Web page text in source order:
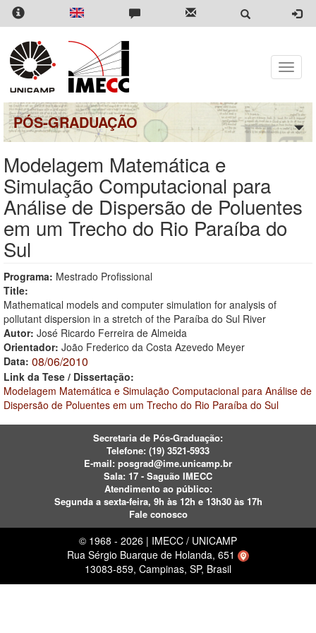
Pular
para
conteúdo
principal
Toggle
PÓS-GRADUAÇÃO
Modelagem Matemática e
Simulação Computacional para
Análise de Dispersão de Poluentes
em um Trecho do Rio Paraíba do
Sul
Programa: Mestrado Profissional
Title:
Mathematical models and computer simulation for analysis of
pollutant dispersion in a stretch of the Paraíba do Sul River
Autor: José Ricardo Ferreira de Almeida
Orientador: João Frederico da Costa Azevedo Meyer
Data: 08/06/2010
Link da Tese / Dissertação:
Modelagem Matemática e Simulação Computacional para Análise de
Dispersão de Poluentes em um Trecho do Rio Paraíba do Sul
Secretaria de Pós-Graduação:
Telefone: (19) 3521-5933
E-mail: posgrad@ime.unicamp.br
Sala: 17 - Saguão IMECC
Atendimento ao público:
Segunda a sexta-feira, 9h às 12h e 13h30 às 17h
Fale conosco
© 1968 - 2026 | IMECC / UNICAMP
Rua Sérgio Buarque de Holanda, 651
13083-859, Campinas, SP, Brasil